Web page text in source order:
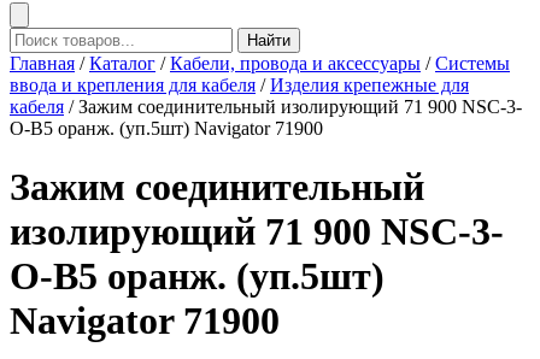
Найти
Главная /Каталог /Кабели, провода и аксессуары /Системы
ввода и крепления для кабеля /Изделия крепежные для
кабеля / Зажим соединительный изолирующий 71 900 NSC-3-
O-B5 оранж. (уп.5шт) Navigator 71900
Зажим соединительный
изолирующий 71 900 NSC-3-
O-B5 оранж. (уп.5шт)
Navigator 71900